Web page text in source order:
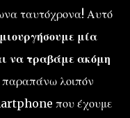
ταυτόχρονα! Αυτό
μία
να τραβάμε ακόμη
λοιπόν
που έχουμε